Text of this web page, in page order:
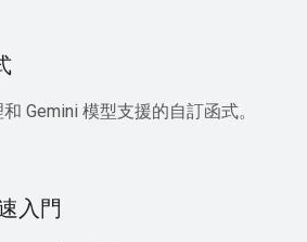
Gemini 模型支援的自訂函式。
入門